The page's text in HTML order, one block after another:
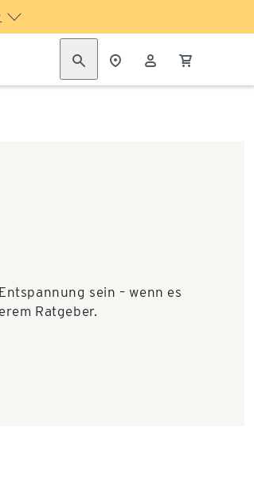
sein – wenn es
Ratgeber.